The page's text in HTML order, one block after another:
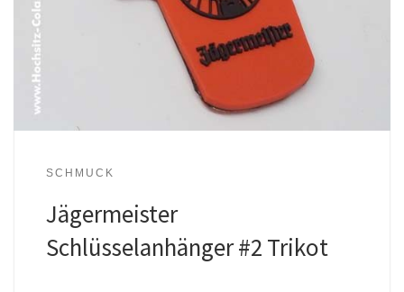
SCHMUCK
Jägermeister
Schlüsselanhänger #2 Trikot